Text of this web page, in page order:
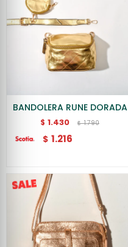
BANDOLERA RUNE DORADA
$ 1.430 $ 1.790
$ 1.216